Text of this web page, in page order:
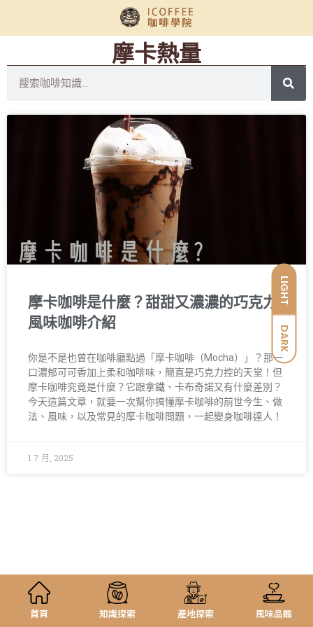
LIGHT
DARK
摩卡熱量
摩卡咖啡是什麼？甜甜又濃濃的巧克力
風味咖啡介紹
你是不是也曾在咖啡廳點過「摩卡咖啡（Mocha）」？那一
口濃郁可可香加上柔和咖啡味，簡直是巧克力控的天堂！但
摩卡咖啡究竟是什麼？它跟拿鐵、卡布奇諾又有什麼差別？
今天這篇文章，就要一次幫你搞懂摩卡咖啡的前世今生、做
法、風味，以及常見的摩卡咖啡問題，一起變身咖啡達人！
1 7 月, 2025
首頁 知識探索 產地探索 風味品鑑